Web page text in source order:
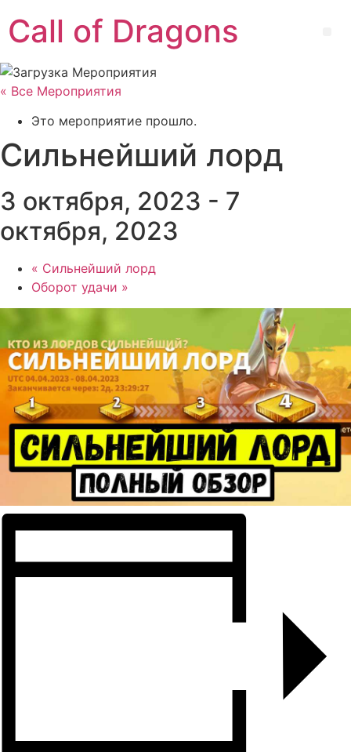
содержимому
Call of Dragons
« Все Мероприятия
Это мероприятие прошло.
Сильнейший лорд
3 октября, 2023 - 7
октября, 2023
« Сильнейший лорд
Оборот удачи »